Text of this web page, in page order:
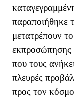
παραποιήθηκε
μετατρέπουν το
εκπροσώπησης
που τους
πλευρές
προς τον